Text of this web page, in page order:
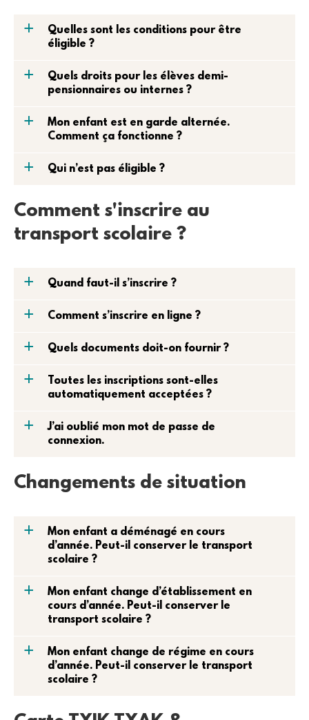
a
Quelles sont les conditions pour être
éligible ?
a
Quels droits pour les élèves demi-
pensionnaires ou internes ?
a
Mon enfant est en garde alternée.
Comment ça fonctionne ?
a Qui n’est pas éligible ?
Comment s'inscrire au
transport scolaire ?
a Quand faut-il s’inscrire ?
a Comment s’inscrire en ligne ?
a Quels documents doit-on fournir ?
a
Toutes les inscriptions sont-elles
automatiquement acceptées ?
a
J’ai oublié mon mot de passe de
connexion.
Changements de situation
a
Mon enfant a déménagé en cours
d’année. Peut-il conserver le transport
scolaire ?
a
Mon enfant change d’établissement en
cours d’année. Peut-il conserver le
transport scolaire ?
a
Mon enfant change de régime en cours
d’année. Peut-il conserver le transport
scolaire ?